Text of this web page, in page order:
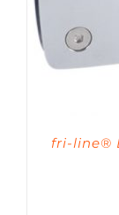
fri-line®